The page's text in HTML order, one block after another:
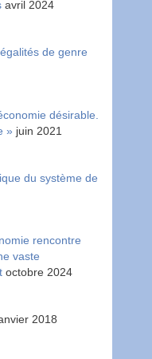
avril 2024
de genre
désirable.
» juin 2021
du système de
rencontre
vaste
octobre 2024
2018